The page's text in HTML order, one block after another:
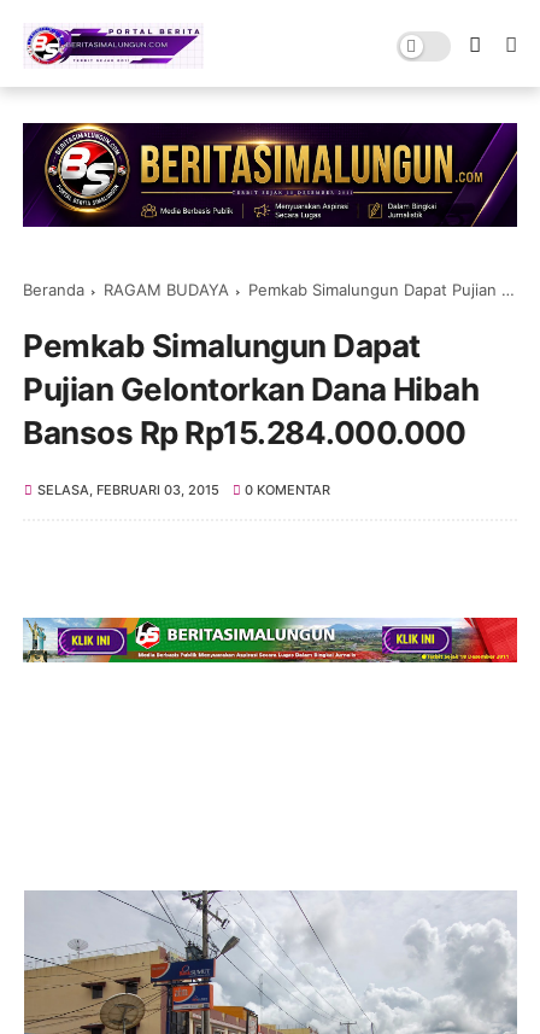
Beranda RAGAM BUDAYA Pemkab Simalungun Dapat Pujian Gelontorkan Dana Hibah Bansos Rp Rp15.284.000.000
Pemkab Simalungun Dapat
Pujian Gelontorkan Dana Hibah
Bansos Rp Rp15.284.000.000
SELASA, FEBRUARI 03, 2015 0 KOMENTAR